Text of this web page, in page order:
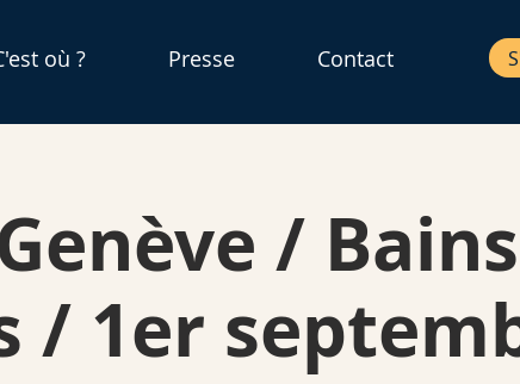
où ? Presse Contact
/
/ 1er